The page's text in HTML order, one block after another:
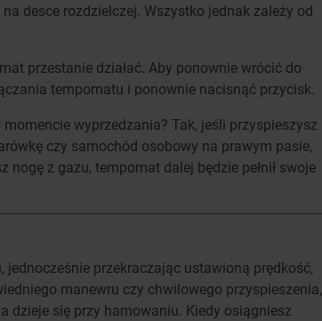
desce rozdzielczej. Wszystko jednak zależy od
przestanie działać. Aby ponownie wrócić do
tempomatu i ponownie nacisnąć przycisk.
wyprzedzania? Tak, jeśli przyspieszysz
czy samochód osobowy na prawym pasie,
nogę z gazu, tempomat dalej będzie pełnił swoje
przekraczając ustawioną prędkość,
manewru czy chwilowego przyspieszenia,
dzieje się przy hamowaniu. Kiedy osiągniesz